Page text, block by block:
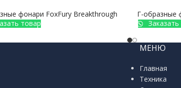
фонари FoxFury Breakthrough
товар
Г-образные
МЕНЮ
Главная
Техника